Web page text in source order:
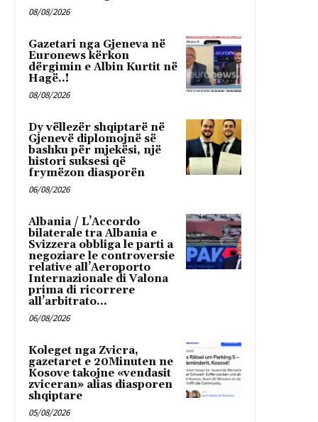
08/08/2026
Gazetari nga Gjeneva në
Euronews kërkon
dërgimin e Albin Kurtit në
Hagë..!
08/08/2026
Dy vëllezër shqiptarë në
Gjenevë diplomojnë së
bashku për mjekësi, një
histori suksesi që
frymëzon diasporën
06/08/2026
Albania / L’Accordo
bilaterale tra Albania e
Svizzera obbliga le parti a
negoziare le controversie
relative all’Aeroporto
Internazionale di Valona
prima di ricorrere
all’arbitrato...
06/08/2026
Koleget nga Zvicra,
gazetaret e 20Minuten ne
Kosove takojne «vendasit
zviceran» alias diasporen
shqiptare
05/08/2026